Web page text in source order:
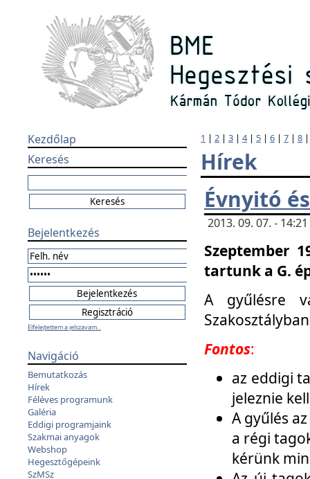
Kezdőlap
Keresés
Bejelentkezés
Elfelejtettem a jelszavam...
Navigáció
Bemutatkozás
Hírek
Féléves programunk
Galéria
Eddigi programjaink
Szakmai anyagok
Webshop
Hegesztőgépeink
SzMSz
1 | 2 | 3 | 4| 5 | 6 | 7 | 8
Hírek
Évnyitó
2013. 09. 07. -
Szeptember
tartunk a G.
A gyűlésre
Fontos:
az eddigi
jeleznie
A gyűlés
a régi
kérünk